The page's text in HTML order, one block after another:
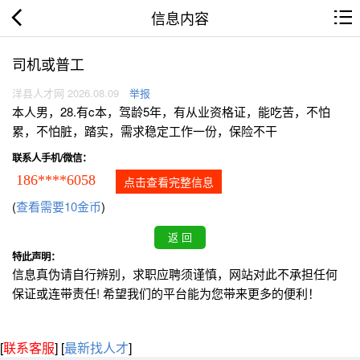
信息内容
司机或普工
洋县人才网 2026.08.09 举报
本人男，28.有c本，驾龄5年，有从业资格证，能吃苦，不怕
累，不怕脏，踏实，需求稳定工作一份，保险不干
联系人手机/微信：
186****6058 点击查看完整信息
(查看需要10金币)
特此声明：
信息真伪请自行辨别，求职应聘须谨慎，网站对此不承担任何
保证或连带责任! 希望我们的平台能为您带来更多的便利！
[联系客服] [最新找人才]